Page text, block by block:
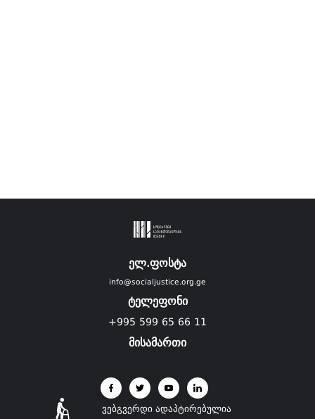
ელ.ფოსტა
info@socialjustice.org.ge
ტელეფონი
+995 599 65 66 11
მისამართი
ვებგვერდი ადაპტირებულია